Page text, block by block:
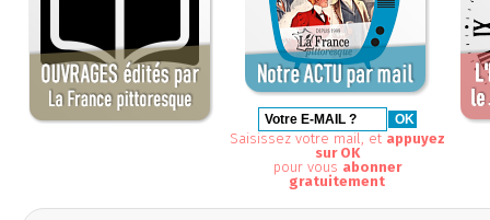
Saisissez votre mail, et appuyez
sur OK
pour vous abonner
gratuitement